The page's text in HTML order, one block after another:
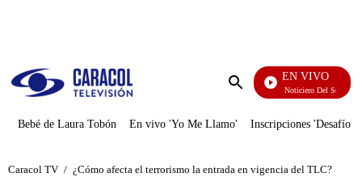
Enviar
EN VIVO
Noticiero Del Senado
Bebé de Laura Tobón En vivo 'Yo Me Llamo' Inscripciones 'Desafío'
Caracol TV / ¿Cómo afecta el terrorismo la entrada en vigencia del TLC?